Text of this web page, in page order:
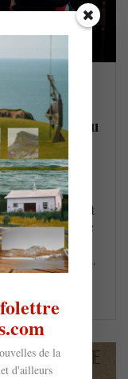
et la
: l’eau
fév)
la mélodie, Omar
Cañizares, naît
Et cette alchimie
@ la Cinquième
Sosa et Yilian…
de la
d'ailleurs